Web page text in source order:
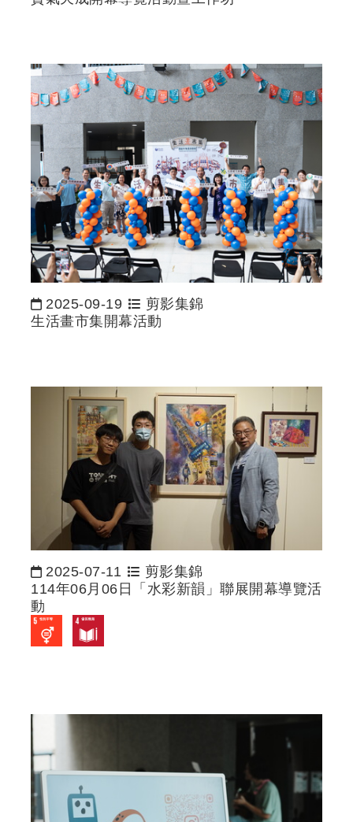
日期：
2025-09-19
剪影集錦
生活畫市集開幕活動
日期：
2025-07-11
剪影集錦
114年06月06日「水彩新韻」聯展開幕導覽活
動